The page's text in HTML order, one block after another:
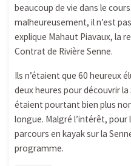
beaucoup de vie dans le
malheureusement, il n’est
explique Mahaut Piavaux, la
Contrat de Rivière Senne.
Ils n’étaient que 60 heureux
deux heures pour découvrir
étaient pourtant bien plus
longue. Malgré l’intérêt, pour
parcours en kayak sur la
programme.